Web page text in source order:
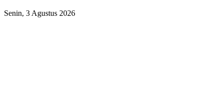
Senin, 3 Agustus 2026